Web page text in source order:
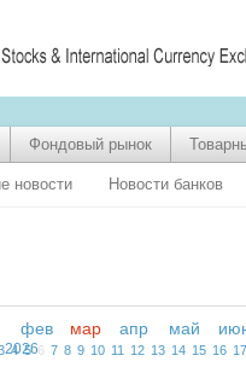
Фондовый рынок
новости Новости банков
2026
фев мар апр май
4 5 6 7 8 9 10 11 12 13 14 15 16 17